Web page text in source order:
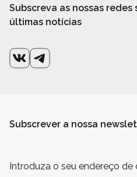
Subscreva as nossas redes
últimas notícias
Subscrever a nossa